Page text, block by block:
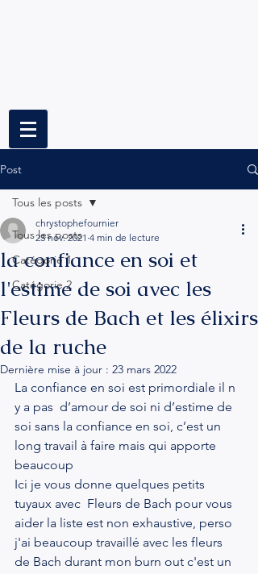
Post
Tous les posts
Catégorie 1
Catégorie 2
Tous les posts
la confiance en soi et
l'estime de soi avec les
Fleurs de Bach et les élixirs
de la ruche
chrystophefournier
23 nov. 2021 4 min de lecture
Dernière mise à jour : 23 mars 2022
La confiance en soi est primordiale il n
y a pas  d’amour de soi ni d’estime de
soi sans la confiance en soi, c’est un
long travail à faire mais qui apporte
beaucoup
Ici je vous donne quelques petits
tuyaux avec  Fleurs de Bach pour vous
aider la liste est non exhaustive, perso
j'ai beaucoup travaillé avec les fleurs
de Bach durant mon burn out c'est un